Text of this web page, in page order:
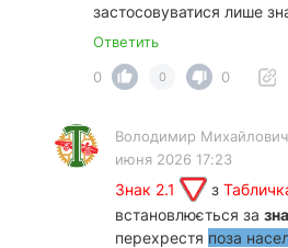
застосовуватися лише
Ответить
0
0 0
Володимир
июня 2026 17:23
Знак 2.1 з
встановлюється за
перехрестя поза